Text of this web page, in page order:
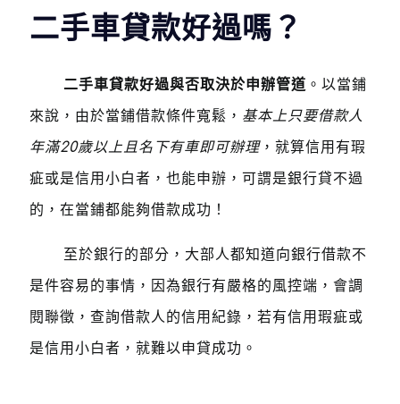
二手車貸款好過嗎？
二手車貸款好過與否取決於申辦管道 。以當鋪
來說，由於當鋪借款條件寬鬆， 基本上只要借款人
年滿20歲以上且名下有車即可辦理，就算信用有瑕
疵或是信用小白者，也能申辦，可謂是銀行貸不過
的，在當鋪都能夠借款成功！
至於銀行的部分，大部人都知道向銀行借款不
是件容易的事情，因為銀行有嚴格的風控端，會調
閱聯徵，查詢借款人的信用紀錄，若有信用瑕疵或
是信用小白者，就難以申貸成功。